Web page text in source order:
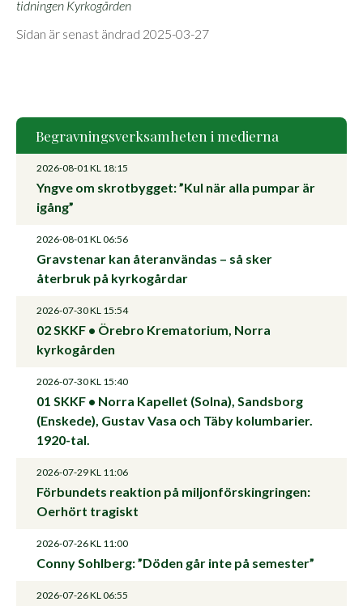
tidningen Kyrkogården
Sidan är senast ändrad 2025-03-27
Begravningsverksamheten i medierna
2026-08-01KL 18:15
Yngve om skrotbygget: ”Kul när alla pumpar är
igång”
2026-08-01KL 06:56
Gravstenar kan återanvändas – så sker
återbruk på kyrkogårdar
2026-07-30KL 15:54
02 SKKF • Örebro Krematorium, Norra
kyrkogården
2026-07-30KL 15:40
01 SKKF • Norra Kapellet (Solna), Sandsborg
(Enskede), Gustav Vasa och Täby kolumbarier.
1920-tal.
2026-07-29KL 11:06
Förbundets reaktion på miljonförskingringen:
Oerhört tragiskt
2026-07-26KL 11:00
Conny Sohlberg: ”Döden går inte på semester”
2026-07-26KL 06:55